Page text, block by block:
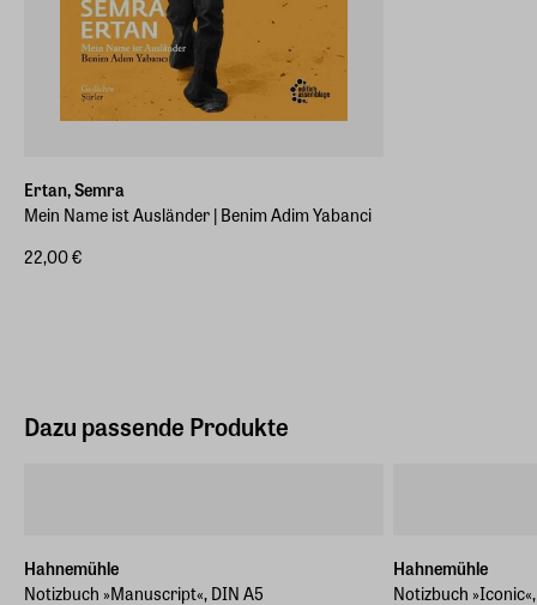
Ertan, Semra
Mein Name ist Ausländer | Benim Adim Yabanci
22,00 €
Dazu passende Produkte
Hahnemühle
Notizbuch »Manuscript«, DIN A5
Hahnemühle
Notizbuch